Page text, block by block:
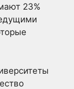
23%